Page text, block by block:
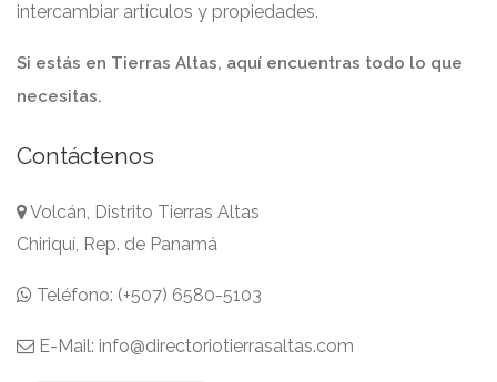
intercambiar artículos y propiedades.
Si estás en Tierras Altas, aquí encuentras todo lo que
necesitas.
Contáctenos
Volcán, Distrito Tierras Altas
Chiriquí, Rep. de Panamá
Teléfono: (+507) 6580-5103
E-Mail: info@directoriotierrasaltas.com